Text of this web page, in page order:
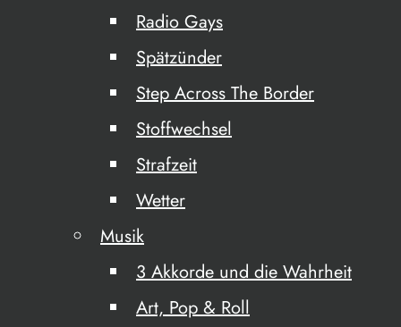
Radio Gays
Spätzünder
Step Across The Border
Stoffwechsel
Strafzeit
Wetter
Musik
3 Akkorde und die Wahrheit
Art, Pop & Roll